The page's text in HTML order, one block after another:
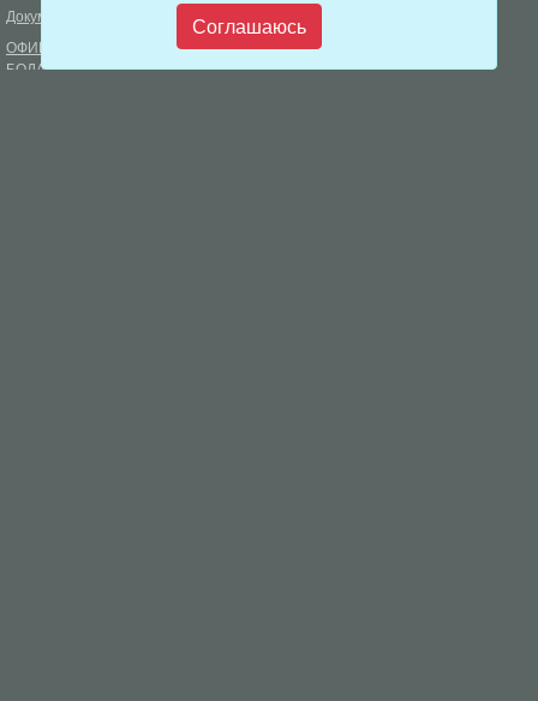
Документы
ОФИЦИАЛЬНЫЙ ВЕСТНИК
БОДАЙБО
Формирование комфортной
городской среды
Фонд капитального ремонта
Соглашаюсь